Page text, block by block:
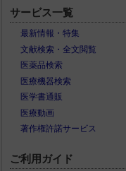
サービス一覧
最新情報・特集
文献検索・全文閲覧
医薬品検索
医療機器検索
医学書通販
医療動画
著作権許諾サービス
ご利用ガイド